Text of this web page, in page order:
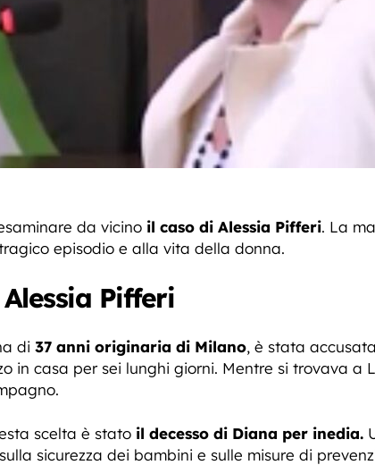
da vicino il caso di Alessia Pifferi. La
episodio e alla vita della donna.
Pifferi
di 37 anni originaria di Milano, è stata
in casa per sei lunghi giorni. Mentre si trovava a
scelta è stato il decesso di Diana per inedia.
sicurezza dei bambini e sulle misure di